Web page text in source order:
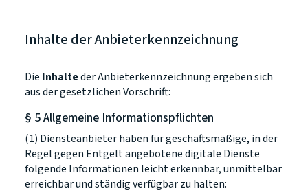
Inhalte der Anbieterkennzeichnung
Die Inhalteder Anbieterkennzeichnung ergeben sich
aus der gesetzlichen Vorschrift:
§ 5 Allgemeine Informationspflichten
(1) Diensteanbieter haben für geschäftsmäßige, in der
Regel gegen Entgelt angebotene digitale Dienste
folgende Informationen leicht erkennbar, unmittelbar
erreichbar und ständig verfügbar zu halten: